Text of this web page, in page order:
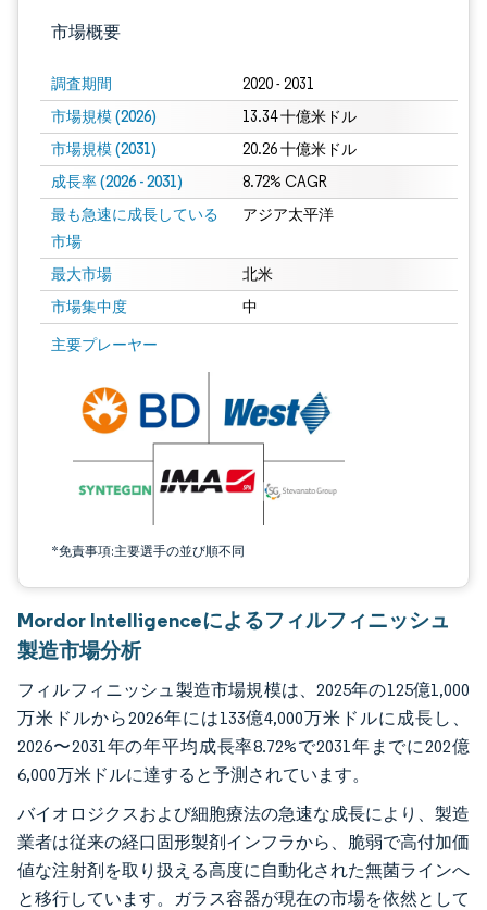
市場概要
調査期間 2020 - 2031
市場規模 (2026) 13.34 十億米ドル
市場規模 (2031) 20.26 十億米ドル
成長率 (2026 - 2031) 8.72% CAGR
最も急速に成長している
市場
アジア太平洋
最大市場 北米
市場集中度 中
主要プレーヤー
*免責事項:主要選手の並び順不同
画像 © Mordor Intelligence。再利用にはCC BY 4.0の表示が必要です。
Mordor Intelligenceによるフィルフィニッシュ
製造市場分析
フィルフィニッシュ製造市場規模は、2025年の125億1,000
万米ドルから2026年には133億4,000万米ドルに成長し、
2026〜2031年の年平均成長率8.72%で2031年までに202億
6,000万米ドルに達すると予測されています。
バイオロジクスおよび細胞療法の急速な成長により、製造
業者は従来の経口固形製剤インフラから、脆弱で高付加価
値な注射剤を取り扱える高度に自動化された無菌ラインへ
と移行しています。ガラス容器が現在の市場を依然として